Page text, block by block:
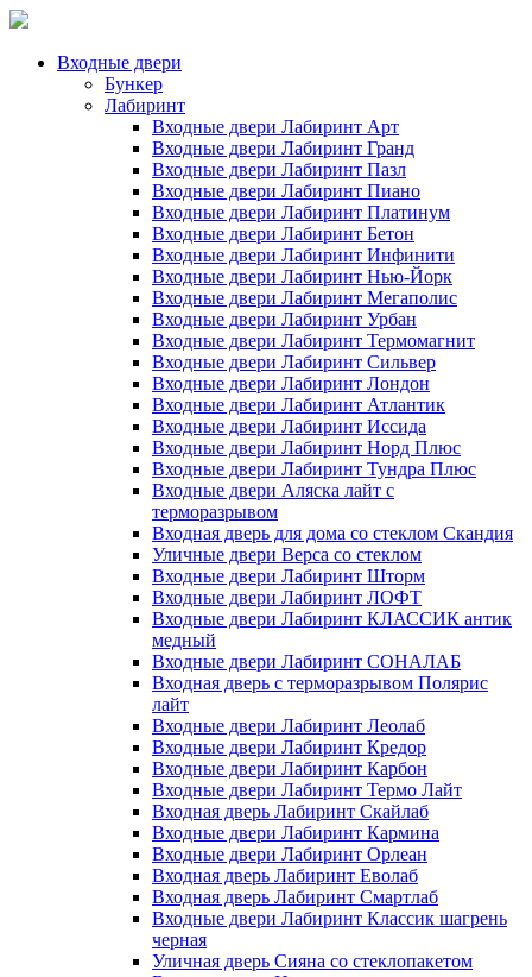
Входные двери
Бункер
Лабиринт
Входные двери Лабиринт Арт
Входные двери Лабиринт Гранд
Входные двери Лабиринт Пазл
Входные двери Лабиринт Пиано
Входные двери Лабиринт Платинум
Входные двери Лабиринт Бетон
Входные двери Лабиринт Инфинити
Входные двери Лабиринт Нью-Йорк
Входные двери Лабиринт Мегаполис
Входные двери Лабиринт Урбан
Входные двери Лабиринт Термомагнит
Входные двери Лабиринт Сильвер
Входные двери Лабиринт Лондон
Входные двери Лабиринт Атлантик
Входные двери Лабиринт Иссида
Входные двери Лабиринт Норд Плюс
Входные двери Лабиринт Тундра Плюс
Входные двери Аляска лайт с
терморазрывом
Входная дверь для дома со стеклом Скандия
Уличные двери Верса со стеклом
Входные двери Лабиринт Шторм
Входные двери Лабиринт ЛОФТ
Входные двери Лабиринт КЛАССИК антик
медный
Входные двери Лабиринт СОНАЛАБ
Входная дверь с терморазрывом Полярис
лайт
Входные двери Лабиринт Леолаб
Входные двери Лабиринт Кредор
Входные двери Лабиринт Карбон
Входные двери Лабиринт Термо Лайт
Входная дверь Лабиринт Скайлаб
Входные двери Лабиринт Кармина
Входные двери Лабиринт Орлеан
Входная дверь Лабиринт Еволаб
Входная дверь Лабиринт Смартлаб
Входные двери Лабиринт Классик шагрень
черная
Уличная дверь Сияна со стеклопакетом